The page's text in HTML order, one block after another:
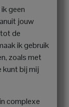
geen
jouw
de
ik gebruik
zoals met
kunt bij mij
complexe